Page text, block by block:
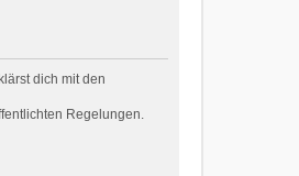
dich mit den
Regelungen.